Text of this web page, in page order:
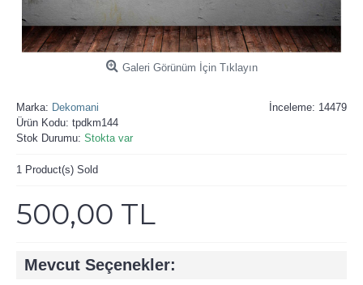
Galeri Görünüm İçin Tıklayın
İnceleme: 14479
Marka: Dekomani
Ürün Kodu: tpdkm144
Stok Durumu: Stokta var
1 Product(s) Sold
500,00 TL
Mevcut Seçenekler: